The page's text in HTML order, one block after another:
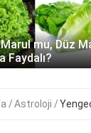
Marul mu, Düz
Faydalı?
Astroloji